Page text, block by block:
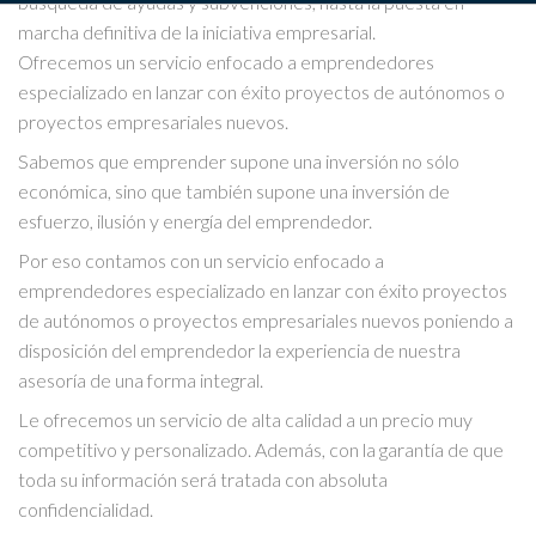
marcha definitiva de la iniciativa empresarial.
Ofrecemos un servicio enfocado a emprendedores
especializado en lanzar con éxito proyectos de autónomos o
proyectos empresariales nuevos.
Sabemos que emprender supone una inversión no sólo
económica, sino que también supone una inversión de
esfuerzo, ilusión y energía del emprendedor.
Por eso contamos con un servicio enfocado a
emprendedores especializado en lanzar con éxito proyectos
de autónomos o proyectos empresariales nuevos poniendo a
disposición del emprendedor la experiencia de nuestra
asesoría de una forma integral.
Le ofrecemos un servicio de alta calidad a un precio muy
competitivo y personalizado. Además, con la garantía de que
toda su información será tratada con absoluta
confidencialidad.